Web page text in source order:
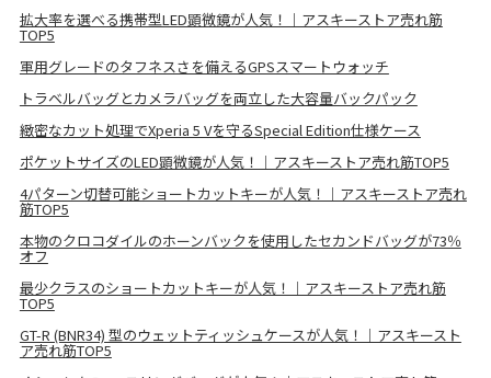
拡大率を選べる携帯型LED顕微鏡が人気！｜アスキーストア売れ筋
TOP5
軍用グレードのタフネスさを備えるGPSスマートウォッチ
トラベルバッグとカメラバッグを両立した大容量バックパック
緻密なカット処理でXperia 5 Vを守るSpecial Edition仕様ケース
ポケットサイズのLED顕微鏡が人気！｜アスキーストア売れ筋TOP5
4パターン切替可能ショートカットキーが人気！｜アスキーストア売れ
筋TOP5
本物のクロコダイルのホーンバックを使用したセカンドバッグが73％
オフ
最少クラスのショートカットキーが人気！｜アスキーストア売れ筋
TOP5
GT-R (BNR34) 型のウェットティッシュケースが人気！｜アスキースト
ア売れ筋TOP5